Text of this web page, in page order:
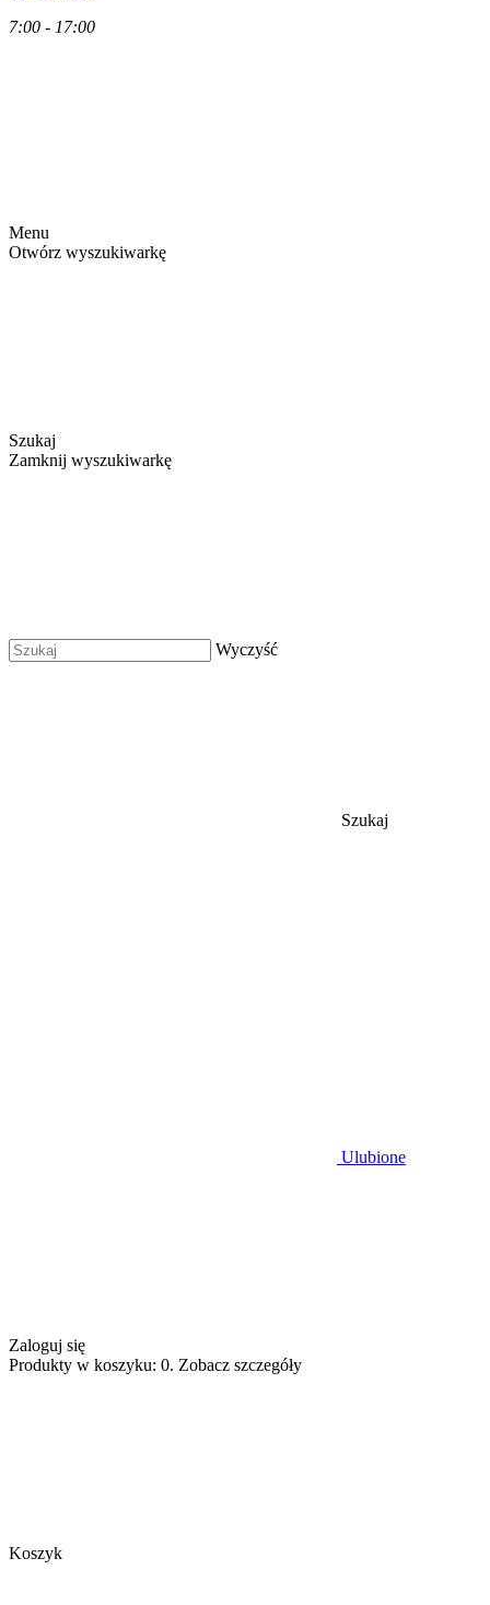
7:00 - 17:00
Menu
Otwórz wyszukiwarkę
Szukaj
Zamknij wyszukiwarkę
Wyczyść
Szukaj
Ulubione
Zaloguj się
Produkty w koszyku: 0. Zobacz szczegóły
Koszyk